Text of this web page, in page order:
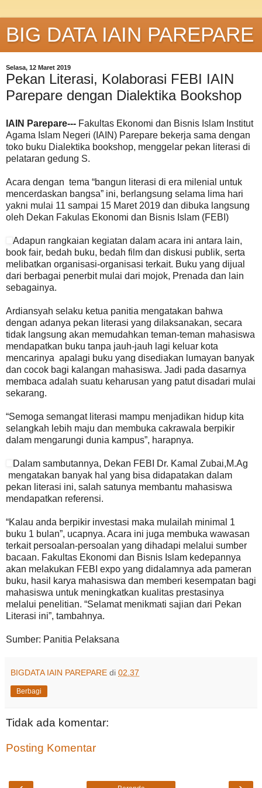
BIG DATA IAIN PAREPARE
Selasa, 12 Maret 2019
Pekan Literasi, Kolaborasi FEBI IAIN
Parepare dengan Dialektika Bookshop
IAIN Parepare--- Fakultas Ekonomi dan Bisnis Islam Institut
Agama Islam Negeri (IAIN) Parepare bekerja sama dengan
toko buku Dialektika bookshop, menggelar pekan literasi di
pelataran gedung S.
Acara dengan tema “bangun literasi di era milenial untuk
mencerdaskan bangsa” ini, berlangsung selama lima hari
yakni mulai 11 sampai 15 Maret 2019 dan dibuka langsung
oleh Dekan Fakulas Ekonomi dan Bisnis Islam (FEBI)
Adapun rangkaian kegiatan dalam acara ini antara lain,
book fair, bedah buku, bedah film dan diskusi publik, serta
melibatkan organisasi-organisasi terkait. Buku yang dijual
dari berbagai penerbit mulai dari mojok, Prenada dan lain
sebagainya.
Ardiansyah selaku ketua panitia mengatakan bahwa
dengan adanya pekan literasi yang dilaksanakan, secara
tidak langsung akan memudahkan teman-teman mahasiswa
mendapatkan buku tanpa jauh-jauh lagi keluar kota
mencarinya apalagi buku yang disediakan lumayan banyak
dan cocok bagi kalangan mahasiswa. Jadi pada dasarnya
membaca adalah suatu keharusan yang patut disadari mulai
sekarang.
“Semoga semangat literasi mampu menjadikan hidup kita
selangkah lebih maju dan membuka cakrawala berpikir
dalam mengarungi dunia kampus”, harapnya.
Dalam sambutannya, Dekan FEBI Dr. Kamal Zubai,M.Ag
mengatakan banyak hal yang bisa didapatakan dalam
pekan literasi ini, salah satunya membantu mahasiswa
mendapatkan referensi.
“Kalau anda berpikir investasi maka mulailah minimal 1
buku 1 bulan”, ucapnya. Acara ini juga membuka wawasan
terkait persoalan-persoalan yang dihadapi melalui sumber
bacaan. Fakultas Ekonomi dan Bisnis Islam kedepannya
akan melakukan FEBI expo yang didalamnya ada pameran
buku, hasil karya mahasiswa dan memberi kesempatan bagi
mahasiswa untuk meningkatkan kualitas prestasinya
melalui penelitian. “Selamat menikmati sajian dari Pekan
Literasi ini”, tambahnya.
Sumber: Panitia Pelaksana
BIGDATA IAIN PAREPARE di 02.37
Berbagi
Tidak ada komentar:
Posting Komentar